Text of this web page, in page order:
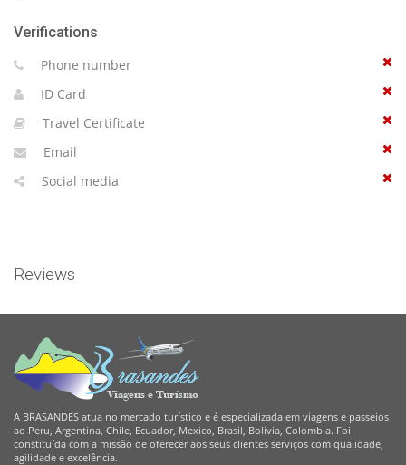
Verifications
Phone number
ID Card
Travel Certificate
Email
Social media
Reviews
A BRASANDES atua no mercado turístico e é especializada em viagens e passeios
ao Peru, Argentina, Chile, Ecuador, Mexico, Brasil, Bolivia, Colombia. Foi
constituída com a missão de oferecer aos seus clientes serviços com qualidade,
agilidade e excelência.